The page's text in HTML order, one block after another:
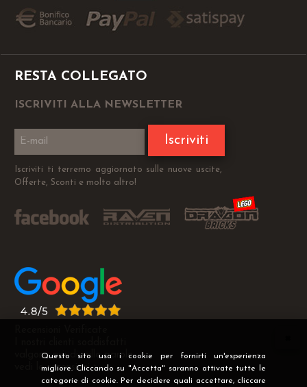
Questo sito usa i cookie per fornirti un'esperienza
migliore. Cliccando su "Accetta" saranno attivate tutte le
categorie di cookie. Per decidere quali accettare, cliccare
RESTA COLLEGATO
ISCRIVITI ALLA NEWSLETTER
Iscriviti
Iscriviti ti terremo aggiornato sulle nuove uscite,
Offerte, Sconti e molto altro!
valgono più di mille parole
vedi le recensioni >